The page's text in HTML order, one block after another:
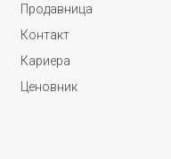
Продавница
Контакт
Кариера
Ценовник